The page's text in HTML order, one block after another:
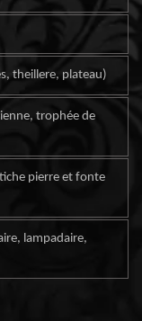
theillere, plateau)
trophée de
pierre et fonte
lampadaire,